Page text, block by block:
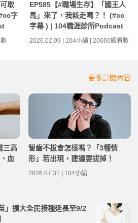
取
字
EP585【#職場生存】「國王人
馬」來了，我該走嗎？！ (#cc
字幕 ) | 104職涯診所Podcast
2026.02.09 | 104小編 | 20660觀看數
更多訂閱內容
三高
血
智齒不拔會怎樣嗎？「3種情
形」若出現，建議要拔掉！
2026.07.31 | 104小編
」擴大全民接種延長至9/2